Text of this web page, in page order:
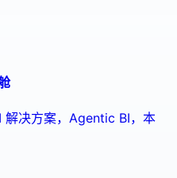
解决方案，Agentic BI，本